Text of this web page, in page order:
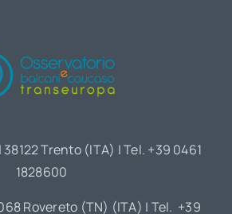
Trento (ITA) | Tel. +39 0461
1828600
Rovereto (TN) (ITA) | Tel. +39